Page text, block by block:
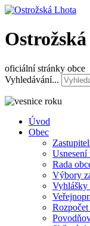
oficiální stránky obce
Vyhledávání...
Úvod
Obec
Usnesení
Rada
Výbory
Vyhlášky